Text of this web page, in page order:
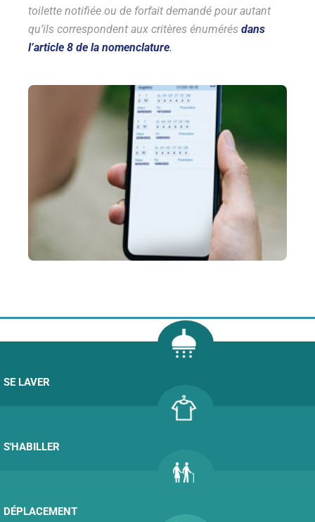
toilette notifiée ou de forfait demandé pour autant
qu’ils correspondent aux critères énumérés dans
l’article 8 de la nomenclature.
SE LAVER
S'HABILLER
DÉPLACEMENT